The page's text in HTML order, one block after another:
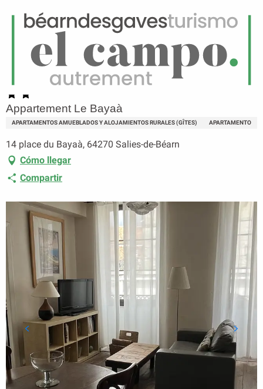
Menú
Página principal Appartement Le Bayaà
Appartement Le Bayaà
APARTAMENTOS AMUEBLADOS Y ALOJAMIENTOS RURALES (GÎTES) APARTAMENTO
14 place du Bayaà, 64270 Salies-de-Béarn
Cómo llegar
Compartir